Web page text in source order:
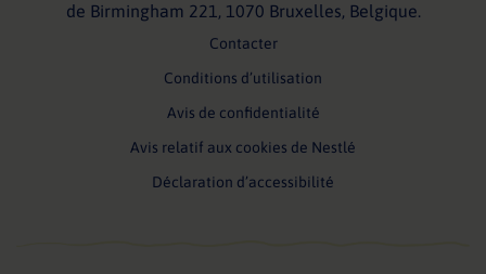
de Birmingham 221, 1070 Bruxelles, Belgique.
Contacter
Conditions d’utilisation
Avis de confidentialité
Avis relatif aux cookies de Nestlé
Déclaration d’accessibilité